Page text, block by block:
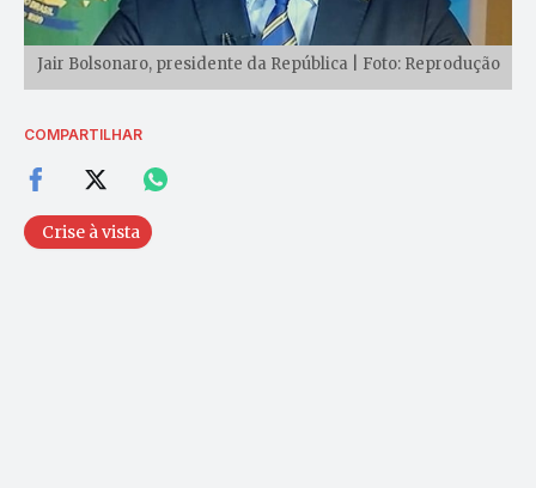
Jair Bolsonaro, presidente da República | Foto: Reprodução
COMPARTILHAR
Crise à vista